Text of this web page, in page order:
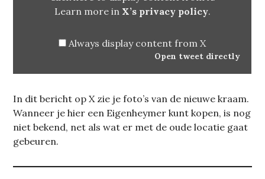
Learn more in X’s privacy policy.
Always display content from X
Open tweet directly
In dit bericht op X zie je foto’s van de nieuwe kraam.
Wanneer je hier een Eigenheymer kunt kopen, is nog
niet bekend, net als wat er met de oude locatie gaat
gebeuren.